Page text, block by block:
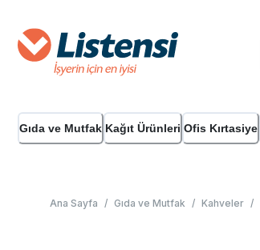
Gıda ve Mutfak Kağıt Ürünleri Ofis Kırtasiye
Ana Sayfa / Gıda ve Mutfak / Kahveler /